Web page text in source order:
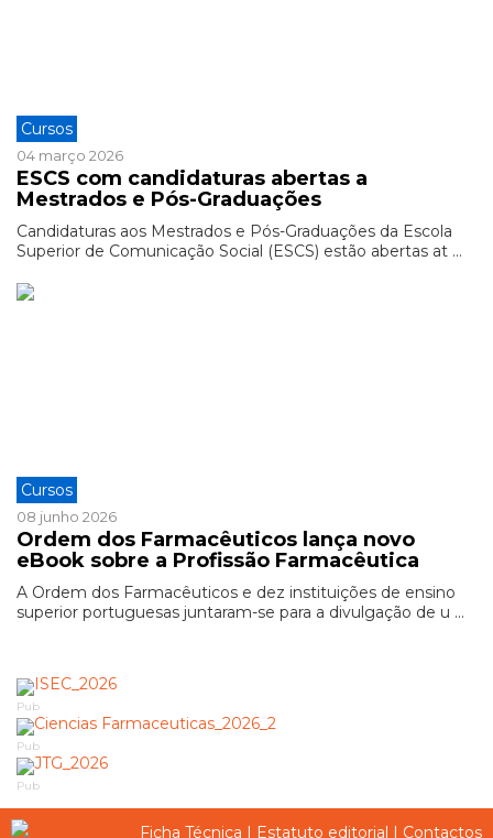
Cursos
04 março 2026
ESCS com candidaturas abertas a
Mestrados e Pós-Graduações
Candidaturas aos Mestrados e Pós-Graduações da Escola
Superior de Comunicação Social (ESCS) estão abertas at ...
Cursos
08 junho 2026
Ordem dos Farmacêuticos lança novo
eBook sobre a Profissão Farmacêutica
A Ordem dos Farmacêuticos e dez instituições de ensino
superior portuguesas juntaram-se para a divulgação de u ...
Pub
Pub
Pub
Ficha Técnica | Estatuto editorial | Contactos